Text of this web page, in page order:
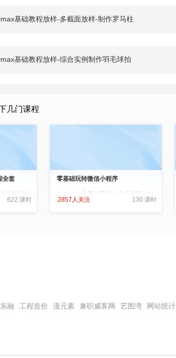
基础教程放样-多截面放样-制作罗马柱
基础教程放样-综合实例制作羽毛球拍
几门课程
全套
视频。
级运维
622 课时
零基础玩转微信小程序
用的应用，它实现了应用“触手可
2857人关注 130 课时
东融 工程造价 漫元素 兼职威客网 艺图湾 网站统计